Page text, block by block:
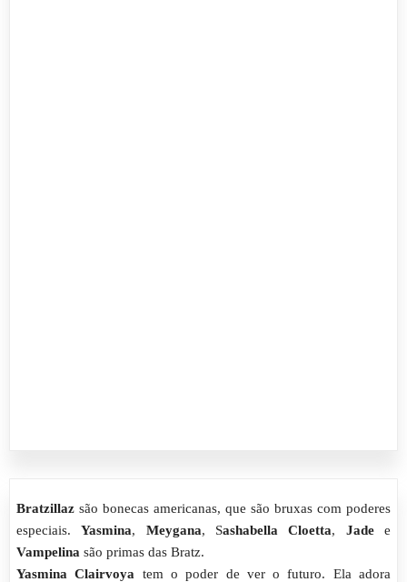
Bratzillaz são bonecas americanas, que são bruxas com poderes
especiais.Yasmina, Meygana, Sashabella Cloetta, Jadee
Vampelina são primas das Bratz.
Yasmina Clairvoya tem o poder de ver o futuro. Ela adora